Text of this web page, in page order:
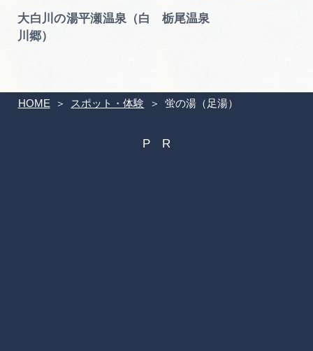
HOME スポット・体験 蛍の湯（足湯）
大白川の湯平瀬温泉（白
川郷）
栃尾温泉